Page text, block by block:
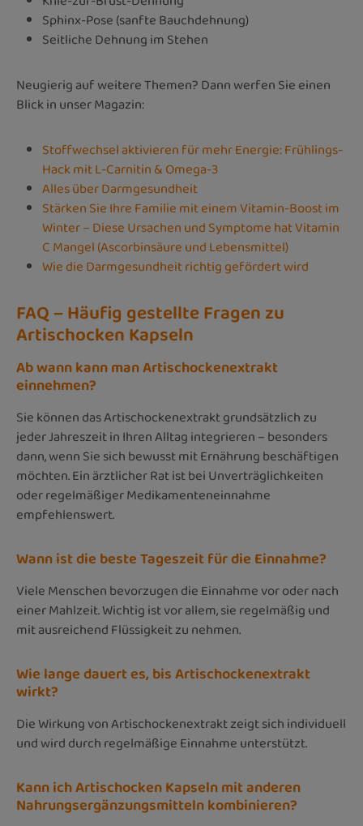
Sphinx-Pose (sanfte Bauchdehnung)
Seitliche Dehnung im Stehen
Neugierig auf weitere Themen? Dann werfen Sie einen
Blick in unser Magazin:
Stoffwechsel aktivieren für mehr Energie: Frühlings-
Hack mit L-Carnitin & Omega-3
Alles über Darmgesundheit
Stärken Sie Ihre Familie mit einem Vitamin-Boost im
Winter – Diese Ursachen und Symptome hat Vitamin
C Mangel (Ascorbinsäure und Lebensmittel)
Wie die Darmgesundheit richtig gefördert wird
FAQ – Häufig gestellte Fragen zu
Artischocken Kapseln
Ab wann kann man Artischockenextrakt
einnehmen?
Sie können das Artischockenextrakt grundsätzlich zu
jeder Jahreszeit in Ihren Alltag integrieren – besonders
dann, wenn Sie sich bewusst mit Ernährung beschäftigen
möchten. Ein ärztlicher Rat ist bei Unverträglichkeiten
oder regelmäßiger Medikamenteneinnahme
empfehlenswert.
Wann ist die beste Tageszeit für die Einnahme?
Viele Menschen bevorzugen die Einnahme vor oder nach
einer Mahlzeit. Wichtig ist vor allem, sie regelmäßig und
mit ausreichend Flüssigkeit zu nehmen.
Wie lange dauert es, bis Artischockenextrakt
wirkt?
Die Wirkung von Artischockenextrakt zeigt sich individuell
und wird durch regelmäßige Einnahme unterstützt.
Kann ich Artischocken Kapseln mit anderen
Nahrungsergänzungsmitteln kombinieren?